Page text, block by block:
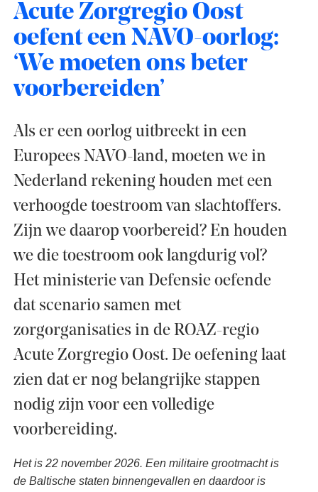
Acute Zorgregio Oost
oefent een NAVO-oorlog:
‘We moeten ons beter
voorbereiden’
Als er een oorlog uitbreekt in een
Europees NAVO-land, moeten we in
Nederland rekening houden met een
verhoogde toestroom van slachtoffers.
Zijn we daarop voorbereid? En houden
we die toestroom ook langdurig vol?
Het ministerie van Defensie oefende
dat scenario samen met
zorgorganisaties in de ROAZ-regio
Acute Zorgregio Oost. De oefening laat
zien dat er nog belangrijke stappen
nodig zijn voor een volledige
voorbereiding.
Het is 22 november 2026. Een militaire grootmacht is
de Baltische staten binnengevallen en daardoor is